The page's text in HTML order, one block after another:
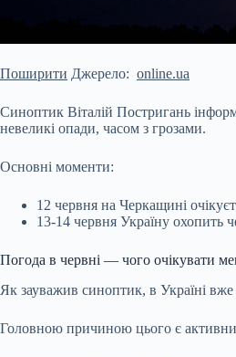
Поширити Джерело: online.ua
Синоптик Віталій Постригань
невеликі опади, часом з грозами.
Основні моменти:
12 червня на Черкащині
13-14 червня Україну охопить
Погода в червні — чого очікувати
Як зауважив синоптик, в Україні
Головною причиною цього є